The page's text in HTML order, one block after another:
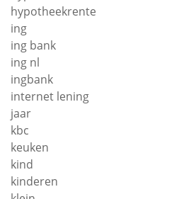
hypotheekrente
ing
ing bank
ing nl
ingbank
internet lening
jaar
kbc
keuken
kind
kinderen